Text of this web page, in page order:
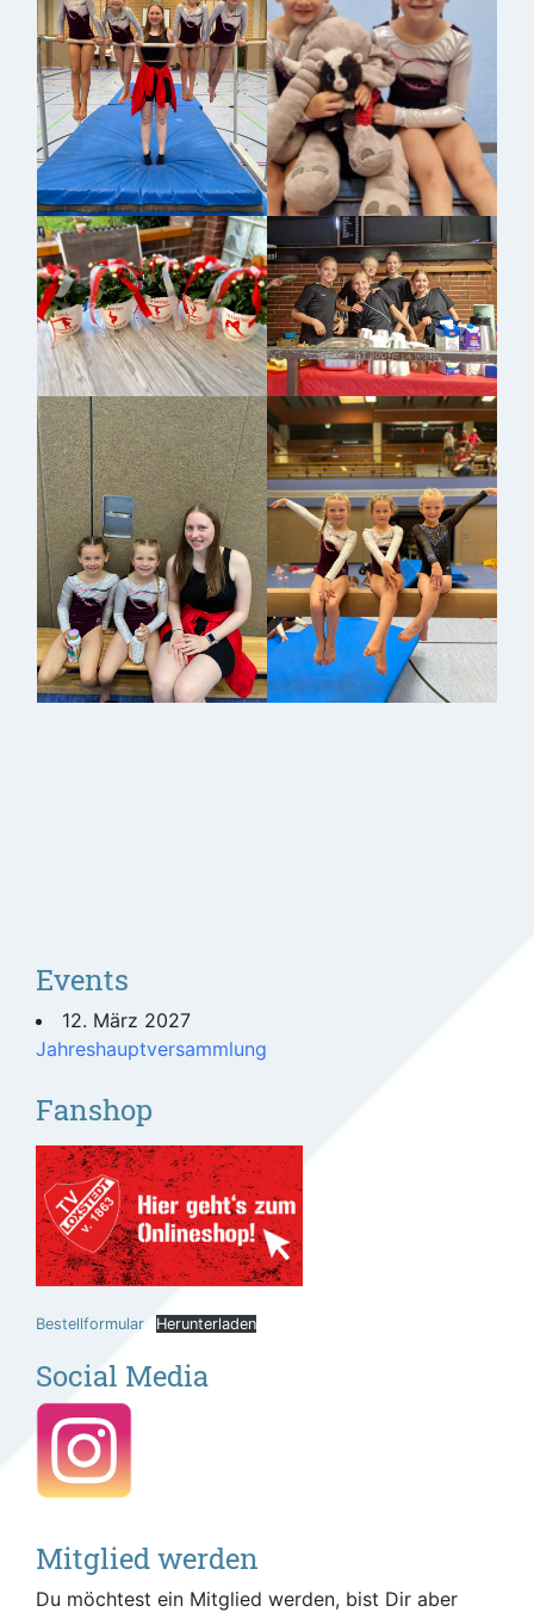
Events
12. März 2027
Jahreshauptversammlung
Fanshop
Bestellformular Herunterladen
Social Media
Mitglied werden
Du möchtest ein Mitglied werden, bist Dir aber